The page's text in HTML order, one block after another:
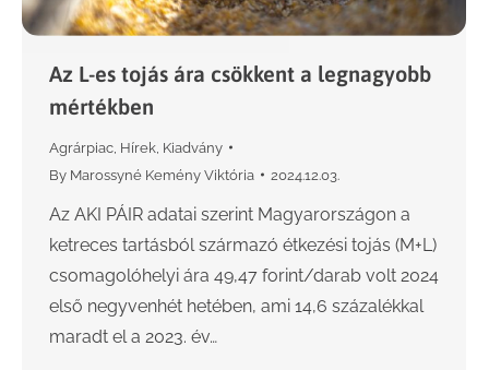
Az L-es tojás ára csökkent a legnagyobb
mértékben
Agrárpiac Hírek Kiadvány
By Marossyné Kemény Viktória 2024.12.03.
Az AKI PÁIR adatai szerint Magyarországon a
ketreces tartásból származó étkezési tojás (M+L)
csomagolóhelyi ára 49,47 forint/darab volt 2024
első negyvenhét hetében, ami 14,6 százalékkal
maradt el a 2023. év…